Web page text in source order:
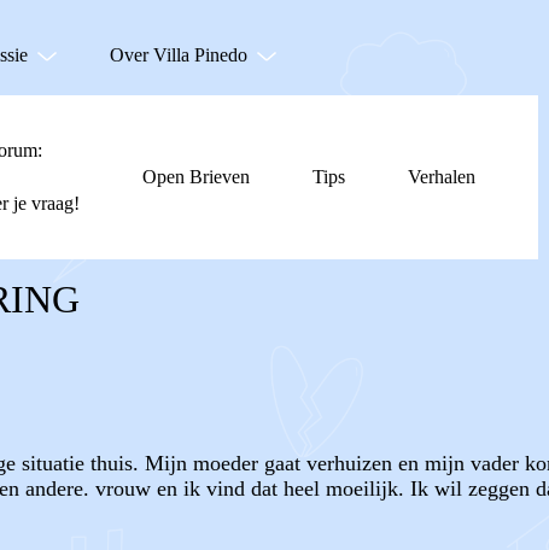
Over Villa Pinedo
je vraag!
Open Brieven Tips Verhalen
situatie thuis. Mijn moeder gaat verhuizen en mijn vader
andere. vrouw en ik vind dat heel moeilijk. Ik wil zeggen